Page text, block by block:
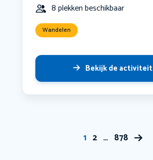
8 plekken beschikbaar
Wandelen
Bekijk de activiteit
1 2 … 878